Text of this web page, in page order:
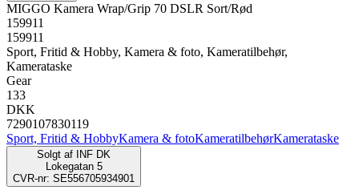
MIGGO Kamera Wrap/Grip 70 DSLR Sort/Rød
159911
159911
Sport, Fritid & Hobby, Kamera & foto, Kameratilbehør,
Kamerataske
Gear
133
DKK
7290107830119
Sport, Fritid & HobbyKamera & fotoKameratilbehørKamerataske
Solgt af
INF DK
Lokegatan 5
CVR-nr: SE556705934901